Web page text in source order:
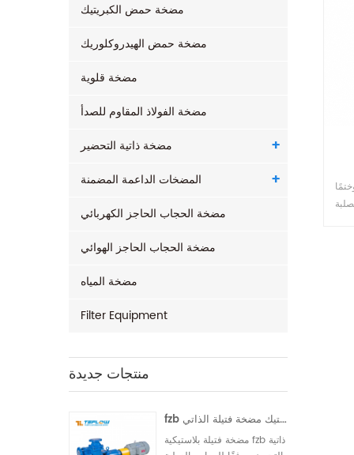
مضخة حمض الكبريتيك
مضخة حمض الهيدروكلوريك
مضخة قلوية
مضخة الفولاذ المقاوم للصدأ
مضخة ذاتية التحضير
المضخات الداعمة المضمنة
مضخة الحجاب الحاجز الكهربائي
مضخة الحجاب الحاجز الهوائي
مضخة المياه
Filter Equipment
منتجات جديدة
fzb الفلور البلاستيك مضخة فتيلة الذاتي
مضخة فتيلة بلاستيكية fzb ذاتية